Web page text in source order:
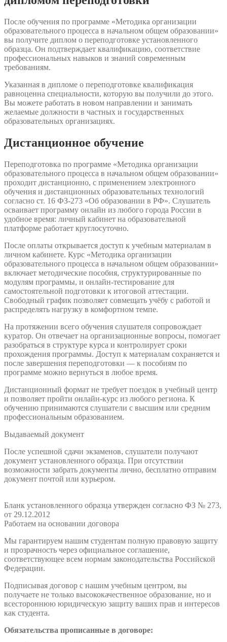
После обучения по программе «Методика организации
образовательного процесса в начальном общем образовании»
вы получите диплом о переподготовке установленного
образца. Он подтверждает квалификацию, соответствие
профессиональных навыков и знаний современным
требованиям.
Указанная в дипломе о переподготовке квалификация
равноценна специальности, которую вы получили до этого.
Вы можете работать в новом направлении и занимать
желаемые должности в частных и государственных
образовательных организациях.
Дистанционное обучение
Переподготовка по программе «Методика организации
образовательного процесса в начальном общем образовании»
проходит дистанционно, с применением электронного
обучения и дистанционных образовательных технологий
согласно ст. 16 ФЗ-273 «Об образовании в РФ». Слушатель
осваивает программу онлайн из любого города России в
удобное время: личный кабинет на образовательной
платформе работает круглосуточно.
После оплаты открывается доступ к учебным материалам в
личном кабинете. Курс «Методика организации
образовательного процесса в начальном общем образовании»
включает методические пособия, структурированные по
модулям программы, и онлайн-тестирование для
самостоятельной подготовки к итоговой аттестации.
Свободный график позволяет совмещать учёбу с работой и
распределять нагрузку в комфортном темпе.
На протяжении всего обучения слушателя сопровождает
куратор. Он отвечает на организационные вопросы, помогает
разобраться в структуре курса и контролирует сроки
прохождения программы. Доступ к материалам сохраняется и
после завершения переподготовки — к пособиям по
программе можно вернуться в любое время.
Дистанционный формат не требует поездок в учебный центр
и позволяет пройти онлайн-курс из любого региона. К
обучению принимаются слушатели с высшим или средним
профессиональным образованием.
Выдаваемый документ
После успешной сдачи экзаменов, слушатели получают
документ установленного образца. При отсутствии
возможности забрать документы лично, бесплатно отправим
документ почтой или курьером.
Бланк установленного образца утвержден согласно ФЗ № 273,
от 29.12.2012
Работаем на основании договора
Мы гарантируем нашим студентам полную правовую защиту
и прозрачность через официальное соглашение,
соответствующее всем нормам законодательства Российской
Федерации.
Подписывая договор с нашим учебным центром, вы
получаете не только высококачественное образование, но и
всестороннюю юридическую защиту ваших прав и интересов
как студента.
Обязательства прописанные в договоре: